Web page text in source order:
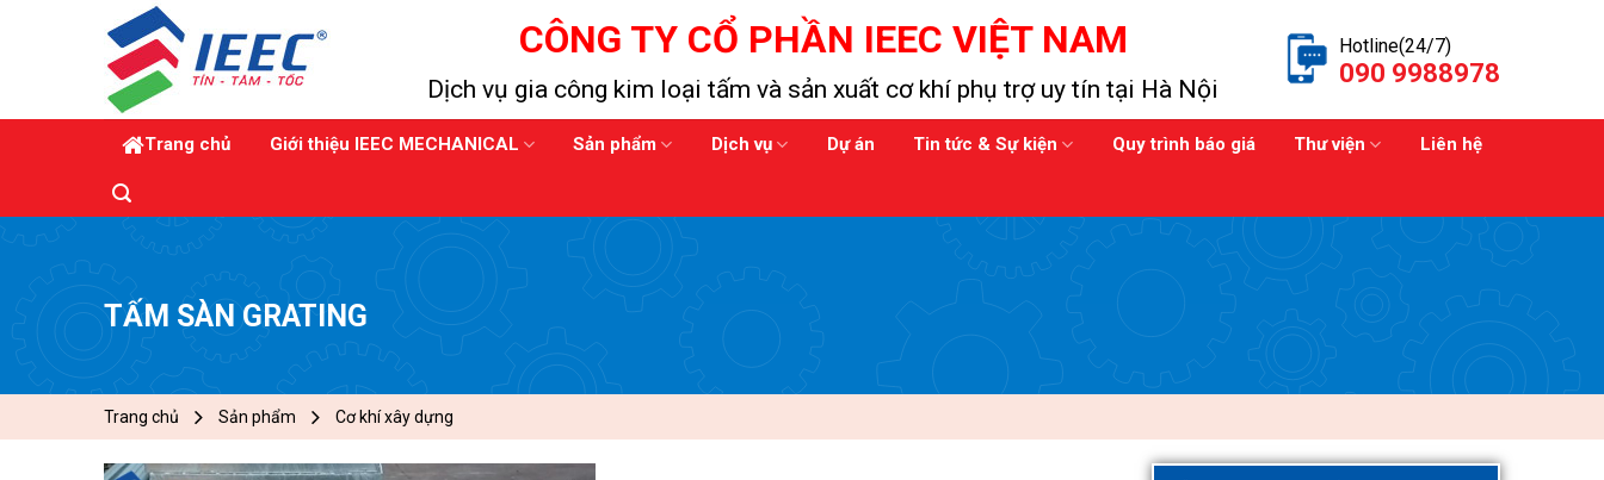
CÔNG TY CỔ PHẦN IEEC VIỆT NAM
Dịch vụ gia công kim loại tấm và sản xuất cơ khí phụ trợ uy tín tại Hà Nội
Hotline(24/7)
090 9988978
Trang chủ Giới thiệu IEEC MECHANICAL Sản phẩm Dịch vụ Dự án Tin tức & Sự kiện Quy trình báo giá Thư viện Liên hệ
TẤM SÀN GRATING
Trang chủ Sản phẩm Cơ khí xây dựng